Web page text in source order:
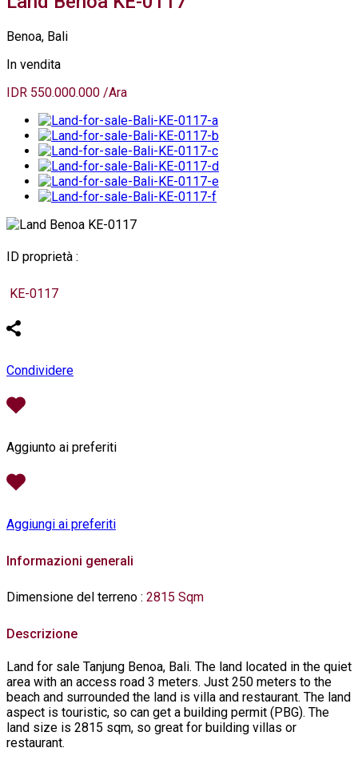
Benoa, Bali
In vendita
IDR 550.000.000 /Ara
ID proprietà :
KE-0117
Condividere
Aggiunto ai preferiti
Aggiungi ai preferiti
Informazioni generali
Dimensione del terreno : 2815 Sqm
Descrizione
Land for sale Tanjung Benoa, Bali. The land located in the quiet
area with an access road 3 meters. Just 250 meters to the
beach and surrounded the land is villa and restaurant. The land
aspect is touristic, so can get a building permit (PBG). The
land size is 2815 sqm, so great for building villas or
restaurant.